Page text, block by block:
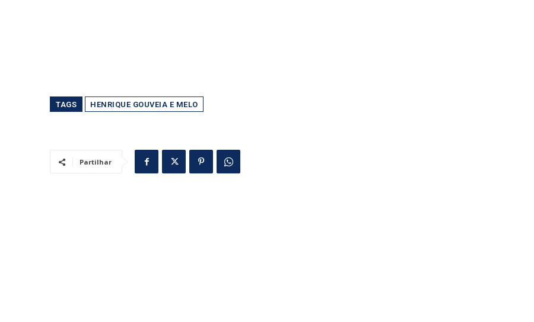
TAGS HENRIQUE GOUVEIA E MELO
Partilhar